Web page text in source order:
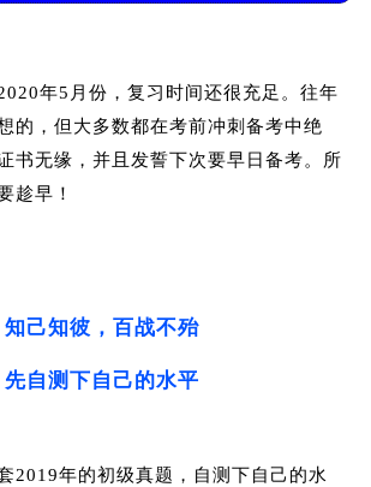
年5月份，复习时间还很充足。 往年
的，但大多数都在考前冲刺备考中绝
书无缘，并且发誓下次要早日备考。
所
趁早！
知己知彼，百战不殆
先自测下自己的水平
2019年的初级真题，自测下自己的水